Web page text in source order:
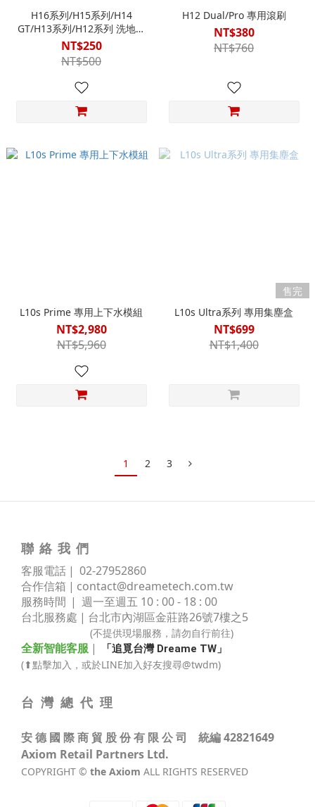
H16系列/H15系列/H14
GT/H13系列/H12系列 洗地機
專用濾網
NT$250
NT$500
H12 Dual/Pro 專用滾刷
NT$380
NT$760
L10s Prime 專用上下水模組
NT$2,980
NT$5,960
售完
L10s Ultra系列 專用集塵盒
NT$699
NT$1,400
1 2 3
聯 絡 我 們
客服電話 | 02-27952860
合作信箱 | contact@dreametech.com.tw
服務時間 | 週一至週五 10 : 00 - 18 : 00
台北服務處 | 台北市內湖區金莊路26號7樓之5
(不提供現場服務，請勿自行前往)
全新智能客服 | 「追覓台灣 Dreame TW」
(⬆點擊加入，或於LINE加入好友搜尋@twdm)
台 灣 總 代 理
安 德 國 際 商 貿 股 份 有 限 公 司 統編 42821649
Axiom Retail Partners Ltd.
COPYRIGHT © the Axiom ALL RIGHTS RESERVED